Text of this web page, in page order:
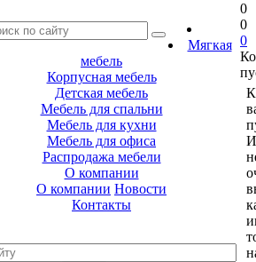
Мягкая
мебель
Корпусная мебель
Детская мебель
Мебель для спальни
Мебель для кухни
Мебель для офиса
Распродажа мебели
О компании
О компании Новости
Контакты
0
0
0